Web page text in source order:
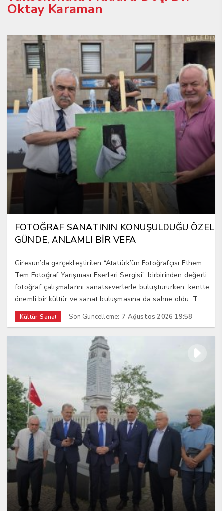
Oktay Karaman
FOTOĞRAF SANATININ KONUŞULDUĞU ÖZEL
GÜNDE, ANLAMLI BİR VEFA
Giresun’da gerçekleştirilen “Atatürk’ün Fotoğrafçısı Ethem
Tem Fotoğraf Yarışması Eserleri Sergisi”, birbirinden değerli
fotoğraf çalışmalarını sanatseverlerle buluştururken, kentte
önemli bir kültür ve sanat buluşmasına da sahne oldu. T...
Kültür-Sanat Son Güncelleme: 7 Ağustos 2026 19:58